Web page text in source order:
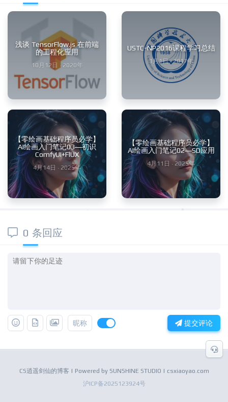
浅谈 TensorFlow.js 在前端
的工程化应用
10月12日 · 2020年
USTC-NP2016课程学习总结
1月1日 · 2017年
【零绘画基础程序员必学】
AI绘画入门笔记03—初识
ComfyUI+FlUX
4月14日 · 2025年
【零绘画基础程序员必学】
AI绘画入门笔记02—SD应用
4月11日 · 2025年
0 条回应
昵称 提交评论
CS逍遥剑仙的博客 | Powered by SUNSHINE STUDIO | csxiaoyao.com
沪ICP备2025123924号